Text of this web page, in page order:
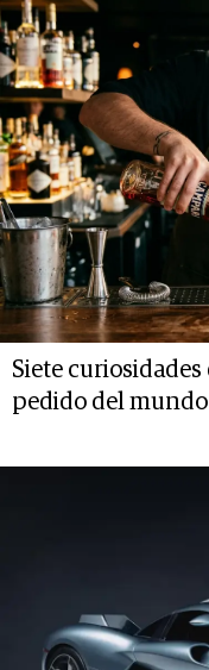
Siete
pedido del mundo